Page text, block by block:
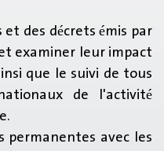
des décrets émis par
examiner leur impact
que le suivi de tous
de l'activité
permanentes avec les